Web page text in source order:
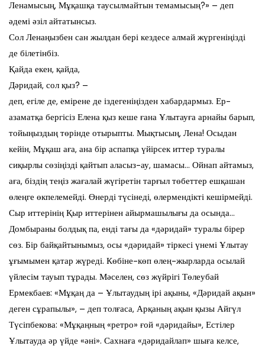
Ленамысың, Мұқашқа таусылмайтын темамысың?» – деп
әдемі әзіл айтатынсыз.
Сол Ленаңызбен сан жылдан бері кездесе алмай жүргеніңізді
де білетінбіз.
Қайда екен, қайда,
Дәридай, сол қыз? –
деп, егіле де, емірене де іздегеніңізден хабардармыз. Ер-
азаматқа бергісіз Елена қыз кеше ғана Ұлытауға арнайы барып,
тойыңыздың төрінде отырыпты. Мықтысың, Лена! Осыдан
кейін, Мұқаш аға, ана бір аспапқа үйірсек иттер туралы
сиқырлы сөзіңізді қайтып аласыз-ау, шамасы… Ойнап айтамыз,
аға, біздің теңіз жағалай жүгіретін тарғыл төбеттер ешқашан
өлеңге өкпелемейді. Өнерді түсінеді, өлермендікті кешірмейді.
Сыр иттерінің Қыр иттерінен айырмашылығы да осында…
Домбыраны болдық па, енді тағы да «дәридай» туралы бірер
сөз. Бір байқайтынымыз, осы «дәридай» тіркесі үнемі Ұлытау
ұғымымен қатар жүреді. Көбіне-көп өлең-жырларда осылай
үйлесім тауып тұрады. Мәселен, сөз жүйрігі Төлеубай
Ермекбаев: «Мұқаң да – Ұлытаудың ірі ақыны, «Дәридай ақын»
деген сұрапылы», – деп толғаса, Арқаның ақын қызы Айгүл
Түсіпбекова: «Мұқаңның «ретро» ғой «дәридайы», Естілер
Ұлытауда әр үйде «әні». Сахнаға «дәридайлап» шыға келсе,